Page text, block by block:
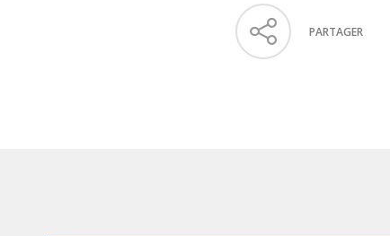
PARTAGER